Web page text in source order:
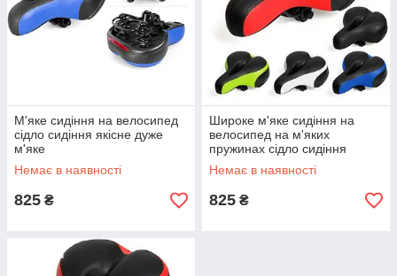
М'яке сидіння на велосипед
сідло сидіння якісне дуже
м'яке
Немає в наявності
825 ₴
Широке м'яке сидіння на
велосипед на м'яких
пружинах сідло сидіння
якісне супер м'яке
Немає в наявності
825 ₴